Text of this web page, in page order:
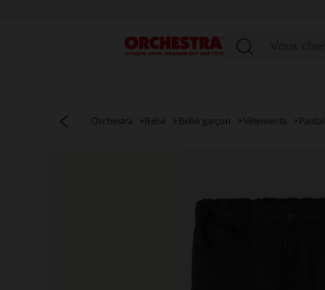
Menu
Orchestra Bébé Bébé garçon Vêtements